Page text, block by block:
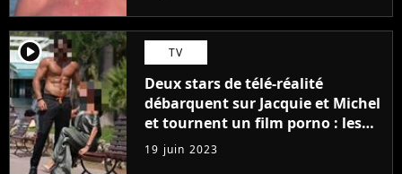
player2 TV
Deux stars de télé-réalité
débarquent sur Jacquie et Michel
et tournent un film porno : les
premières images du tournage
(exclu)
19 juin 2023